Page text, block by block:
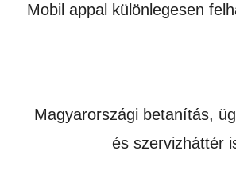
Mobil appal különlegesen
Magyarországi betanítás,
és szervizháttér